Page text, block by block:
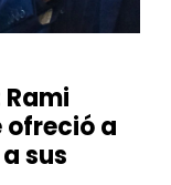
ofreció a
sus